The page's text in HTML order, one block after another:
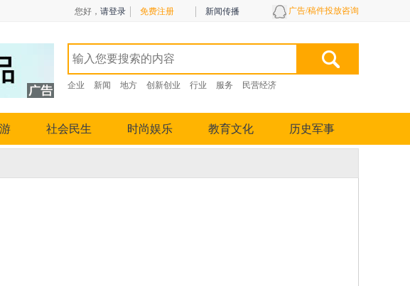
您好， 请登录 免费注册 新闻传播 广告/稿件投放咨询
企业 新闻 地方 创新创业 行业 服务 民营经济
社会民生 时尚娱乐 教育文化 历史军事